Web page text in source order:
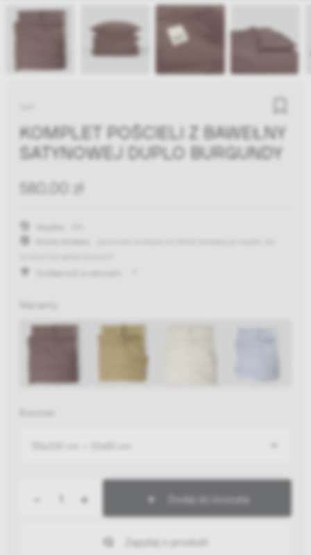
KOMPLET POŚCIELI Z BAWEŁNY
SATYNOWEJ DUPLO BURGUNDY
580,00 zł
Warianty
Rozmiar
155x200 cm + 50x80 cm
+ Dodaj do koszyka
Zapytaj o produkt